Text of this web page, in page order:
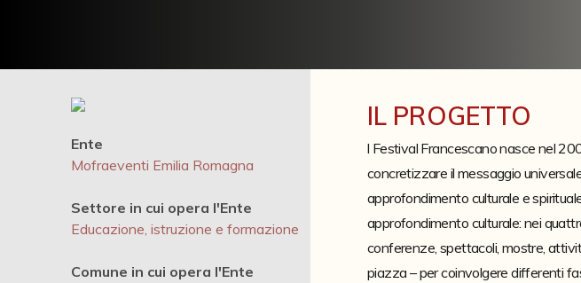
Ente
Mofraeventi Emilia Romagna
Settore in cui opera l'Ente
Educazione, istruzione e formazione
Comune in cui opera l'Ente
IL PROGETTO
l Festival Francescano nasce nel
concretizzare il messaggio
approfondimento culturale e
approfondimento culturale: nei
conferenze, spettacoli, mostre,
piazza – per coinvolgere differenti